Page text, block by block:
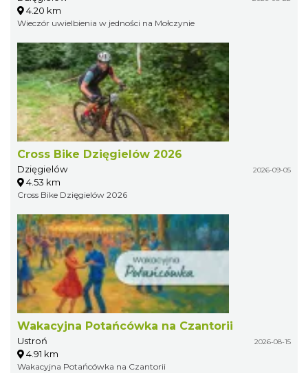
4.20 km
Wieczór uwielbienia w jedności na Mołczynie
Cross Bike Dzięgielów 2026
Dzięgielów 2026-09-05
4.53 km
Cross Bike Dzięgielów 2026
Wakacyjna Potańcówka na Czantorii
Ustroń 2026-08-15
4.91 km
Wakacyjna Potańcówka na Czantorii